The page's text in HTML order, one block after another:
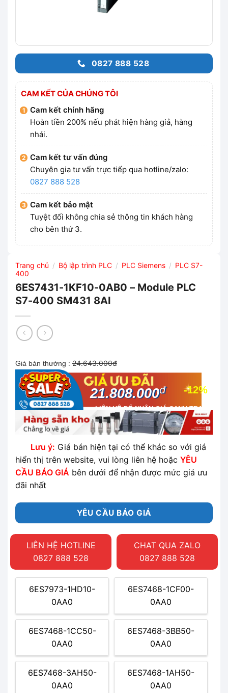
0827 888 528
CAM KẾT CỦA CHÚNG TÔI
Cam kết chính hãng
Hoàn tiền 200% nếu phát hiện hàng giả, hàng
nhái.
Cam kết tư vấn đúng
Chuyên gia tư vấn trực tiếp qua hotline/zalo:
0827 888 528
Cam kết bảo mật
Tuyệt đối không chia sẻ thông tin khách hàng
cho bên thứ 3.
Trang chủ / Bộ lập trình PLC / PLC Siemens / PLC S7-
400
6ES7431-1KF10-0AB0 – Module PLC
S7-400 SM431 8AI
Giá bán thường : 24.643.000đ
-12%
21.808.000đ
LIÊN HỆ ĐỂ NHẬN GIÁ CẠNH TRANH
NHẤT THỊ TRƯỜNG
Lưu ý: Giá bán hiện tại có thể khác so với giá
hiển thị trên website, vui lòng liên hệ hoặc YÊU
CẦU BÁO GIÁ bên dưới để nhận được mức giá ưu
đãi nhất
YÊU CẦU BÁO GIÁ
LIÊN HỆ HOTLINE
0827 888 528
CHAT QUA ZALO
0827 888 528
6ES7973-1HD10-
0AA0
6ES7468-1CF00-
0AA0
6ES7468-1CC50-
0AA0
6ES7468-3BB50-
0AA0
6ES7468-3AH50-
0AA0
6ES7468-1AH50-
0AA0